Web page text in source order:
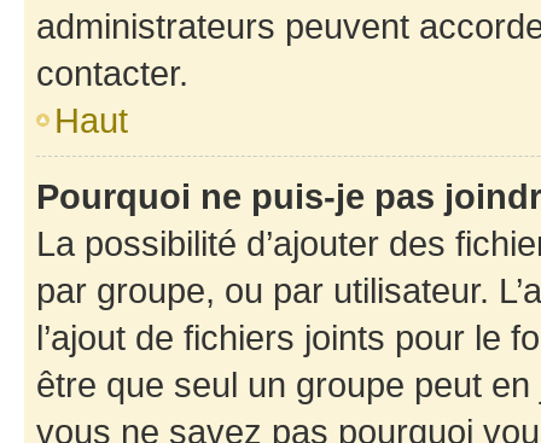
administrateurs peuvent
contacter.
Haut
Pourquoi ne puis-je pas
La possibilité d’ajouter des
par groupe, ou par utilisateur.
l’ajout de fichiers joints pour le
être que seul un groupe peut
vous ne savez pas pourquoi